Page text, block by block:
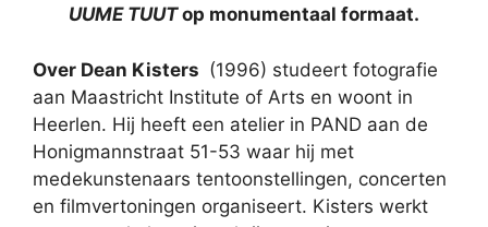
UUME TUUTop monumentaal formaat.
Over Dean Kisters (1996) studeert fotografie
aan Maastricht Institute of Arts en woont in
Heerlen. Hij heeft een atelier in PAND aan de
Honigmannstraat 51-53 waar hij met
medekunstenaars tentoonstellingen, concerten
en filmvertoningen organiseert. Kisters werkt